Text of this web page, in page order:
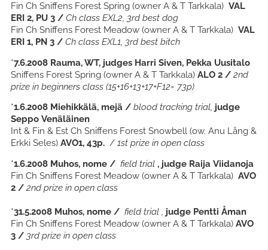
Fin Ch Sniffens Forest Spring (owner A & T Tarkkala) VAL
ERI 2, PU 3 / Ch class EXL2, 3rd best dog
Fin Ch Sniffens Forest Meadow (owner A & T Tarkkala) VAL
ERI 1, PN 3 / Ch class EXL1, 3rd best bitch
*7.6.2008 Rauma, WT, judges Harri Siven, Pekka Uusitalo
Sniffens Forest Spring (owner A & T Tarkkala) ALO 2 / 2nd
prize in beginners class (15+16+13+17+F12= 73p)
*1.6.2008 Miehikkälä, mejä / blood tracking trial, judge
Seppo Venäläinen
Int & Fin & Est Ch Sniffens Forest Snowbell (ow. Anu Lång &
Erkki Seles) AVO1, 43p. / 1st prize in open class
*1.6.2008 Muhos, nome / field trial , judge Raija Viidanoja
Fin Ch Sniffens Forest Meadow (owner A & T Tarkkala) AVO
2 / 2nd prize in open class
*31.5.2008 Muhos, nome / field trial , judge Pentti Åman
Fin Ch Sniffens Forest Meadow (owner A & T Tarkkala) AVO
3 / 3rd prize in open class